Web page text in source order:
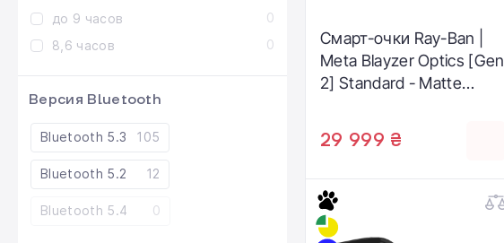
до 9 часов
0
8,6 часов
0
Версия Bluetooth
Bluetooth 5.3 105
Bluetooth 5.2 12
Bluetooth 5.4 0
Смарт-очки Ray-Ban |
Meta Blayzer Optics [Gen
2] Standard - Matte
19)
29 999 ₴